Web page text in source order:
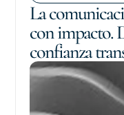
La
con impacto.
confianza